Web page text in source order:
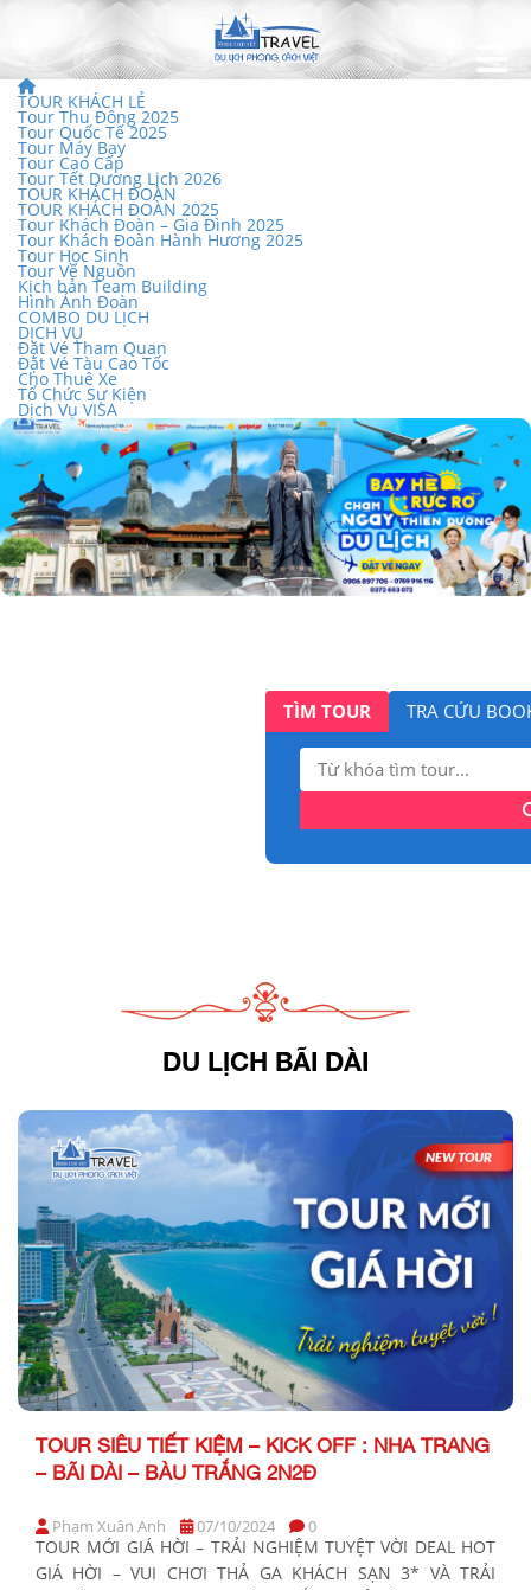
TOUR KHÁCH LẺ
Tour Thu Đông 2025
Tour Quốc Tế 2025
Tour Máy Bay
Tour Cao Cấp
Tour Tết Dương Lịch 2026
TOUR KHÁCH ĐOÀN
TOUR KHÁCH ĐOÀN 2025
Tour Khách Đoàn – Gia Đình 2025
Tour Khách Đoàn Hành Hương 2025
Tour Học Sinh
Tour Về Nguồn
Kịch bản Team Building
Hình Ảnh Đoàn
COMBO DU LỊCH
DỊCH VỤ
Đặt Vé Tham Quan
Đặt Vé Tàu Cao Tốc
Cho Thuê Xe
Tổ Chức Sự Kiện
Dịch Vụ VISA
TÌM TOUR TRA CỨU
Tìm
kiếm:
DU LỊCH BÃI DÀI
TOUR SIÊU TIẾT KIỆM – KICK OFF : NHA TRANG
– BÃI DÀI – BÀU TRẮNG 2N2Đ
Phạm Xuân Anh 07/10/2024 0
TOUR MỚI GIÁ HỜI – TRẢI NGHIỆM TUYỆT VỜI DEAL HOT
GIÁ HỜI – VUI CHƠI THẢ GA KHÁCH SẠN 3* VÀ TRẢI